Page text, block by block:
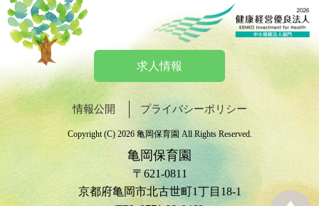
求人情報
情報公開 プライバシーポリシー
Copyright (C) 2026 亀岡保育園 All Rights Reserved.
亀岡保育園
〒621-0811
京都府亀岡市北古世町1丁目18-1